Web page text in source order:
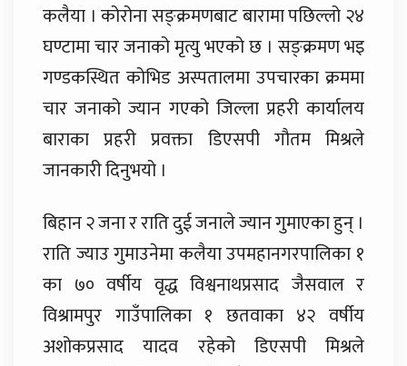
कलैया । कोरोना सङ्क्रमणबाट बारामा पछिल्लो २४
घण्टामा चार जनाको मृत्यु भएको छ । सङ्क्रमण भइ
गण्डकस्थित कोभिड अस्पतालमा उपचारका क्रममा
चार जनाको ज्यान गएको जिल्ला प्रहरी कार्यालय
बाराका प्रहरी प्रवक्ता डिएसपी गौतम मिश्रले
जानकारी दिनुभयो ।
बिहान २ जना र राति दुई जनाले ज्यान गुमाएका हुन् ।
राति ज्याउ गुमाउनेमा कलैया उपमहानगरपालिका १
का ७० वर्षीय वृद्ध विश्वनाथप्रसाद जैसवाल र
विश्रामपुर गाउँपालिका १ छतवाका ४२ वर्षीय
अशोकप्रसाद यादव रहेको डिएसपी मिश्रले